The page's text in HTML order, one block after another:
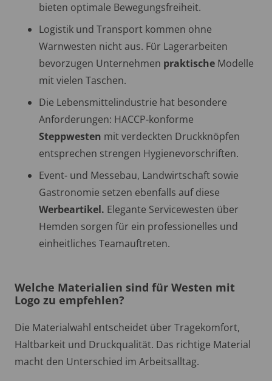
bieten optimale Bewegungsfreiheit.
Logistik und Transport kommen ohne
Warnwesten nicht aus. Für Lagerarbeiten
bevorzugen Unternehmen praktische Modelle
mit vielen Taschen.
Die Lebensmittelindustrie hat besondere
Anforderungen: HACCP-konforme
Steppwesten mit verdeckten Druckknöpfen
entsprechen strengen Hygienevorschriften.
Event- und Messebau, Landwirtschaft sowie
Gastronomie setzen ebenfalls auf diese
Werbeartikel. Elegante Servicewesten über
Hemden sorgen für ein professionelles und
einheitliches Teamauftreten.
Welche Materialien sind für Westen mit
Logo zu empfehlen?
Die Materialwahl entscheidet über Tragekomfort,
Haltbarkeit und Druckqualität. Das richtige Material
macht den Unterschied im Arbeitsalltag.